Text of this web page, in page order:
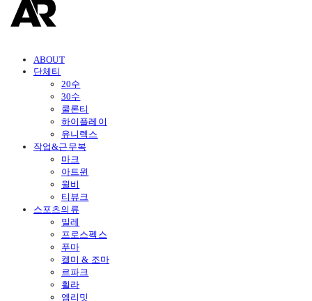
ABOUT
단체티
20수
30수
쿨론티
하이플레이
유니렉스
작업&근무복
마크
아트윈
윌비
티뷰크
스포츠의류
밀레
프로스펙스
푸마
켈미 & 조마
르파크
휠라
엠리밋